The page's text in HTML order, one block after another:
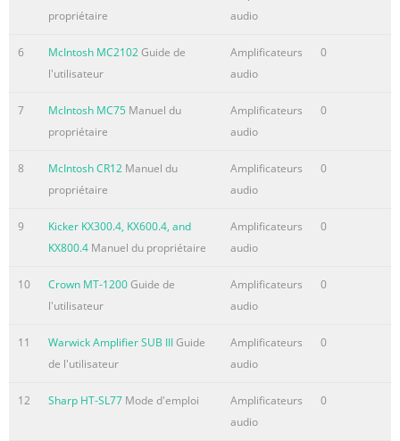
propriétaire
audio
6 McIntosh MC2102Guide de
l'utilisateur
Amplificateurs
audio
0
7 McIntosh MC75 Manuel du
propriétaire
Amplificateurs
audio
0
8 McIntosh CR12 Manuel du
propriétaire
Amplificateurs
audio
0
9
Kicker KX300.4, KX600.4, and
KX800.4 Manuel du propriétaire
Amplificateurs
audio
0
10 Crown MT-1200Guide de
l'utilisateur
Amplificateurs
audio
0
11 Warwick Amplifier SUB IIIGuide
de l'utilisateur
Amplificateurs
audio
0
12 Sharp HT-SL77 Mode d'emploi
Amplificateurs
audio
0